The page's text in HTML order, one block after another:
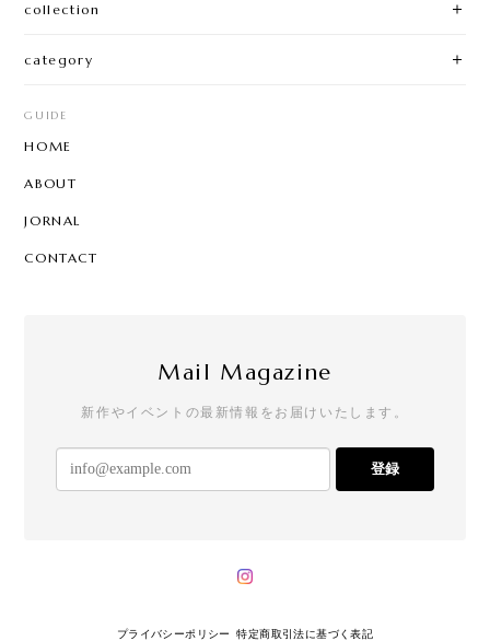
collection
category
GUIDE
HOME
ABOUT
JORNAL
CONTACT
Mail Magazine
新作やイベントの最新情報をお届けいたします。
登録
プライバシーポリシー 特定商取引法に基づく表記